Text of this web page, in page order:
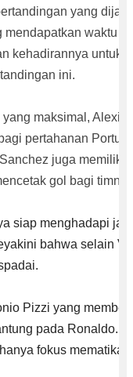
yang
waktu
kehadirannya untuk
ini.
maksimal,
pertahanan
juga memiliki
gol bagi
siap menghadapi
bahwa selain
Pizzi yang
pada Ronaldo.
fokus